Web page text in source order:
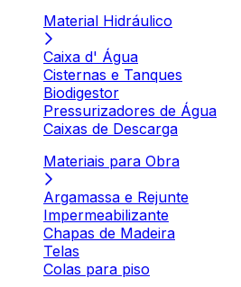
Material Hidráulico
Caixa d' Água
Cisternas e Tanques
Biodigestor
Pressurizadores de Água
Caixas de Descarga
Materiais para Obra
Argamassa e Rejunte
Impermeabilizante
Chapas de Madeira
Telas
Colas para piso